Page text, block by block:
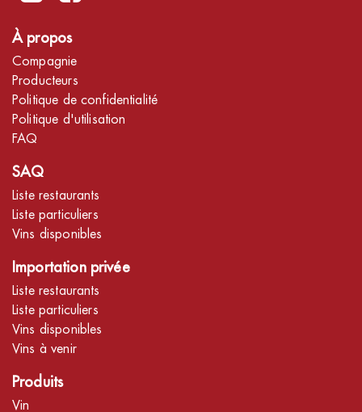
À propos
Compagnie
Producteurs
Politique de confidentialité
Politique d'utilisation
FAQ
SAQ
Liste restaurants
Liste particuliers
Vins disponibles
Importation privée
Liste restaurants
Liste particuliers
Vins disponibles
Vins à venir
Produits
Vin